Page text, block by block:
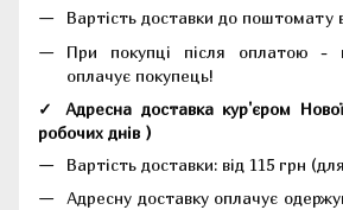
Вартість доставки до поштомату
При покупці після оплатою -
оплачує покупець!
✓ Адресна доставка кур'єром
робочих днів )
Вартість доставки: від 115 грн
Адресну доставку оплачує